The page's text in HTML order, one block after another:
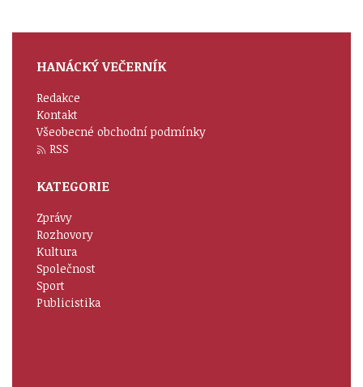
HANÁCKÝ VEČERNÍK
Redakce
Kontakt
Všeobecné obchodní podmínky
RSS
KATEGORIE
Zprávy
Rozhovory
Kultura
Společnost
Sport
Publicistika